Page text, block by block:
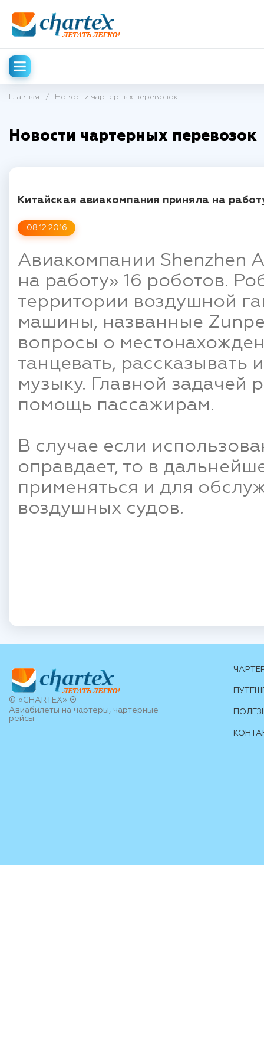
Главная / Новости чартерных перевозок
Новости чартерных перевозок
08.12.2016
Китайская авиакомпания приняла на
Авиакомпании Shenzhen
на работу» 16 роботов.
территории воздушной
машины, названные
вопросы о
танцевать, рассказывать
музыку. Главной задачей
помощь пассажирам.
В случае если
оправдает, то в
применяться и для
воздушных судов.
© «CHARTEX» ®
Авиабилеты на чартеры, чартерные
рейсы